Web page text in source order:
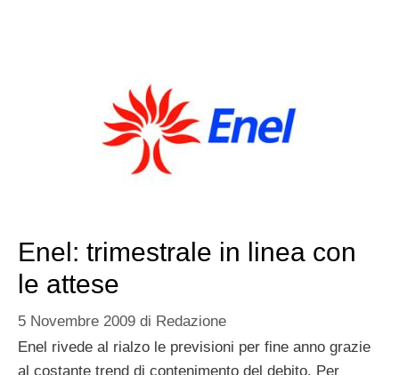
Enel: trimestrale in linea con
le attese
5 Novembre 2009 di Redazione
Enel rivede al rialzo le previsioni per fine anno grazie
al costante trend di contenimento del debito. Per